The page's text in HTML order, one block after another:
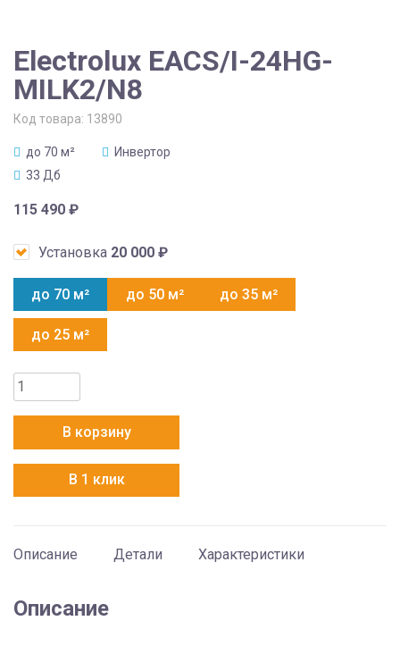
Electrolux EACS/I-24HG-
MILK2/N8
Код товара: 13890
до 70 м²
Инвертор
33 Дб
115 490 ₽
Установка 20 000 ₽
до 70 м² до 50 м² до 35 м²
до 25 м²
Количество
товара
Electrolux
EACS/I-
24HG-
MILK2/N8
В корзину
В 1 клик
Описание Детали Характеристики
Описание